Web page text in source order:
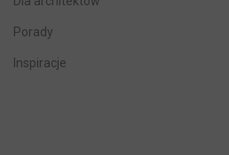
Porady
Inspiracje